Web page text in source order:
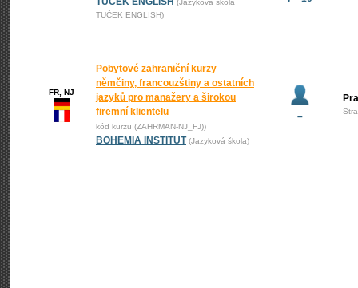
(Jazyková škola
TUČEK ENGLISH)
FR, NJ
Pobytové zahraniční kurzy
němčiny, francouzštiny a ostatních
jazyků pro manažery a širokou
firemní klientelu
kód kurzu (ZAHRMAN-NJ_FJ))
BOHEMIA INSTITUT (Jazyková škola)
–